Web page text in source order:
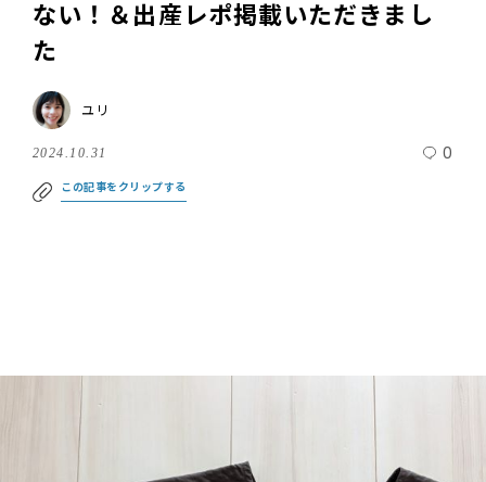
ない！＆出産レポ掲載いただきまし
た
ユリ
2024.10.31 0
この記事をクリップする